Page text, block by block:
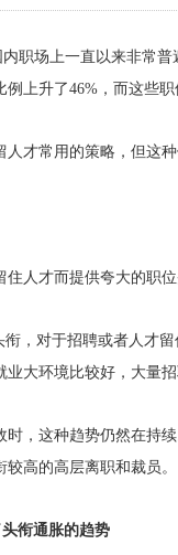
职场上一直以来非常
上升了46%，而这些职
才常用的策略，但这
人才而提供夸大的职
，对于招聘或者人才
大环境比较好，大量
，这种趋势仍然在持
高的高层离职和裁员。
衔通胀的趋势